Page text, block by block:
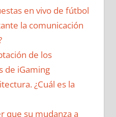
en vivo de fútbol
la comunicación
de los
de iGaming
¿Cuál es la
que su mudanza a